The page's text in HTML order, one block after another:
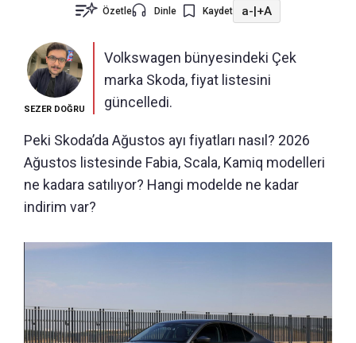
Özetle Dinle Kaydet a-|+A
SEZER DOĞRU
Volkswagen bünyesindeki Çek
marka Skoda, fiyat listesini
güncelledi.
Peki Skoda’da Ağustos ayı fiyatları nasıl? 2026
Ağustos listesinde Fabia, Scala, Kamiq modelleri
ne kadara satılıyor? Hangi modelde ne kadar
indirim var?